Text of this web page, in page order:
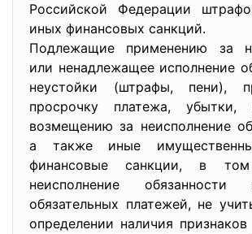
Российской Федерации
иных финансовых санкций.
Подлежащие применению за
или ненадлежащее исполнение
неустойки (штрафы, пени),
просрочку платежа, убытки,
возмещению за неисполнение
а также иные
финансовые санкции, в
неисполнение
обязательных платежей, не
определении наличия признаков